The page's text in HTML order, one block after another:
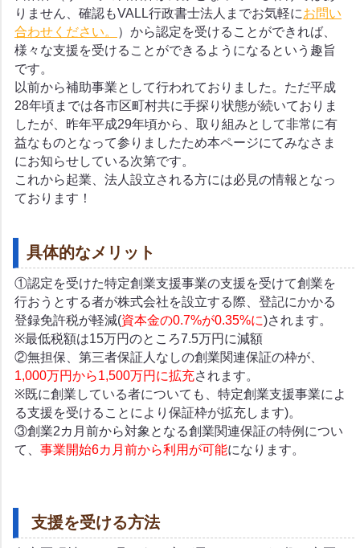
りません、確認もVALL行政書士法人までお気軽にお問い
合わせください。
）から認定を受けることができれば、
様々な支援を受けることができるようになるという趣旨
です。
以前から補助事業として行われておりました。ただ平成
28年頃までは各市区町村共に手探り状態が続いておりま
したが、昨年平成29年頃から、取り組みとして非常に有
益なものとなって参りましたため本ページにてみなさま
にお知らせしている次第です。
これから起業、法人設立される方には必見の情報となっ
ております！
具体的なメリット
①認定を受けた特定創業支援事業の支援を受けて創業を
行おうとする者が株式会社を設立する際、登記にかかる
登録免許税が軽減(資本金の0.7%が0.35%に)されます。
※最低税額は15万円のところ7.5万円に減額
②無担保、第三者保証人なしの創業関連保証の枠が、
1,000万円から1,500万円に拡充されます。
※既に創業している者についても、特定創業支援事業によ
る支援を受けることにより保証枠が拡充します)。
③創業2カ月前から対象となる創業関連保証の特例につい
て、 事業開始6カ月前から利用が可能になります。
支援を受ける方法